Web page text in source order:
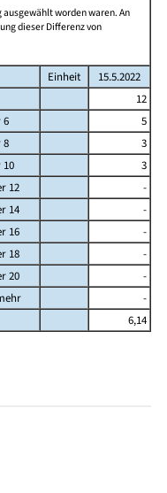
worden waren. An
dieser Differenz von
Einheit
15.5.2022
12
6
5
8
3
10
3
12
-
14
-
16
-
18
-
20
-
-
6,14